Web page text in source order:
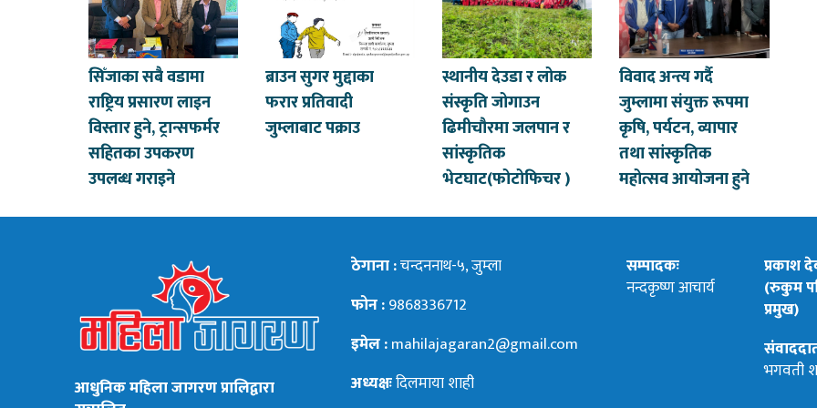
सिँजाका सबै वडामा
राष्ट्रिय प्रसारण लाइन
विस्तार हुने, ट्रान्सफर्मर
सहितका उपकरण
उपलब्ध गराइने
ब्राउन सुगर मुद्दाका
फरार प्रतिवादी
जुम्लाबाट पक्राउ
स्थानीय देउडा र लोक
संस्कृति जोगाउन
ढिमीचौरमा जलपान र
सांस्कृतिक
भेटघाट(फोटोफिचर )
विवाद अन्त्य गर्दै
जुम्लामा संयुक्त रूपमा
कृषि, पर्यटन, व्यापार
तथा सांस्कृतिक
महोत्सव आयोजना हुने
आधुनिक महिला जागरण प्रालिद्वारा
ठेगाना :चन्दननाथ-५, जुम्ला
फोन :9868336712
इमेल :mahilajagaran2@gmail.com
अध्यक्षःदिलमाया शाही
सम्पादकः
नन्दकृष्ण आचार्य
प्रकाश
(रुकुम
प्रमुख)
भगवती